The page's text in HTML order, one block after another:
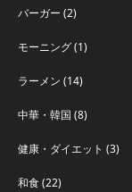
バーガー (2)
モーニング(1)
ラーメン (14)
中華・韓国 (8)
健康・ダイエット (3)
和食(22)